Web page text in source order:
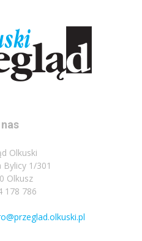
nas
Olkuski
Bylicy 1/301
Olkusz
178 786